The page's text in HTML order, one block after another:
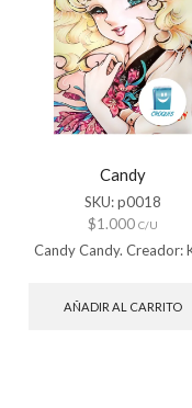
Candy
SKU:p0018
$1.000 C/U
Candy Candy. Creador:
AÑADIR AL CARRITO